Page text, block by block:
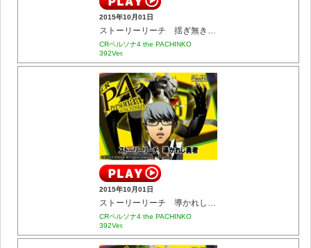
2015年10月01日
ストーリーリーチ 揺ぎ無き正義
CRペルソナ4 the PACHINKO
392Ver.
2015年10月01日
ストーリーリーチ 導かれし勇者
CRペルソナ4 the PACHINKO
392Ver.